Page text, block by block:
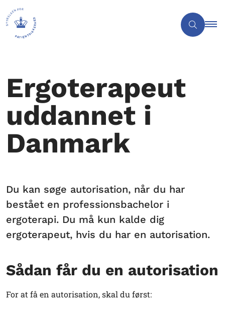
Ergoterapeut
uddannet i
Danmark
Du kan søge autorisation, når du har
bestået en professionsbachelor i
ergoterapi. Du må kun kalde dig
ergoterapeut, hvis du har en autorisation.
Sådan får du en autorisation
For at få en autorisation, skal du først: